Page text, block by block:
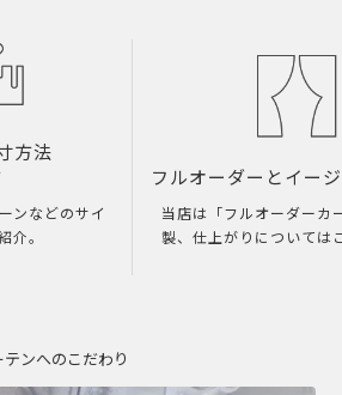
方法
ンなどのサイ
介。
フルオーダーとイー
当店は「フルオーダーカ
製、仕上がりについては
テンへのこだわり